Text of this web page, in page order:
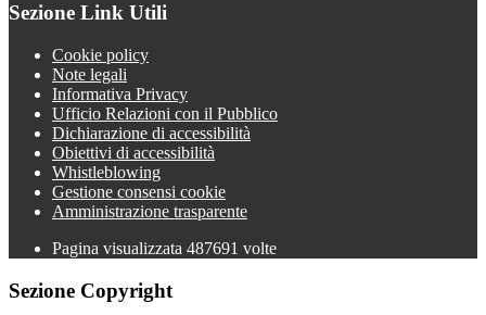
Sezione Link Utili
Cookie policy
Note legali
Informativa Privacy
Ufficio Relazioni con il Pubblico
Dichiarazione di accessibilità
Obiettivi di accessibilità
Whistleblowing
Gestione consensi cookie
Amministrazione trasparente
Pagina visualizzata 487691 volte
Sezione Copyright